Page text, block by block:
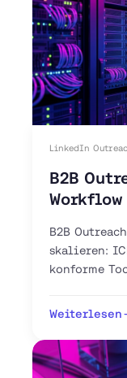
LinkedIn
B2B
Workflow
B2B
skalieren:
konforme
Weiterlesen